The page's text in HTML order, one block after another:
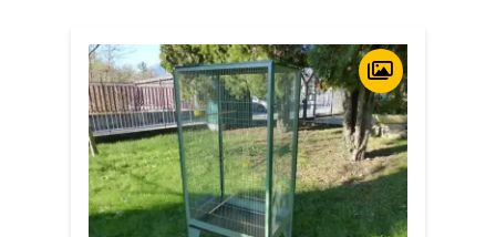
de votre maison.